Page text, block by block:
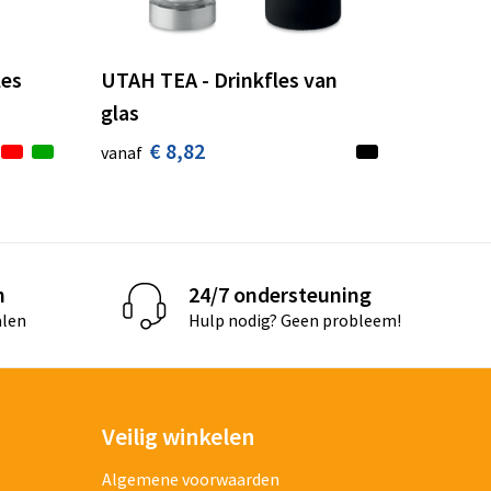
UTAH TEA - Drinkfles van
glas
vanaf € 8,82
24/7 ondersteuning
Hulp nodig? Geen probleem!
Veilig winkelen
Algemene voorwaarden